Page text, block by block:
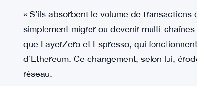
« S’ils absorbent le volume de
simplement migrer ou devenir multi-
que LayerZero et Espresso, qui
d’Ethereum. Ce changement, selon lui,
réseau.